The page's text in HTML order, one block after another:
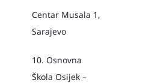
Centar Musala 1,
Sarajevo
10. Osnovna
Škola Osijek –